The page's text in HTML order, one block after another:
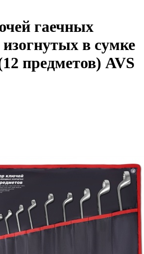
гаечных
в сумке
предметов) AVS